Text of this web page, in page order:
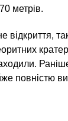
метрів.
повністю